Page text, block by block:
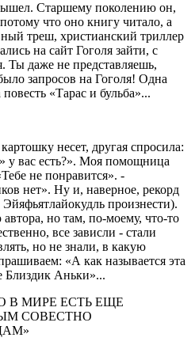
Старшему поколению он,
что оно книгу читало, а
треш, христианский триллер
на сайт Гоголя зайти, с
Ты даже не представляешь,
запросов на Гоголя! Одна
«Тарас и бульба»...
несет, другая спросила:
у вас есть?». Моя помощница
не понравится». -
нет». Ну и, наверное, рекорд
произнести).
но там, по-моему, что-то
все зависли - стали
но не знали, в какую
«А как называется эта
Близдик Аньки»...
В МИРЕ ЕСТЬ ЕЩЕ
СОВЕСТНО